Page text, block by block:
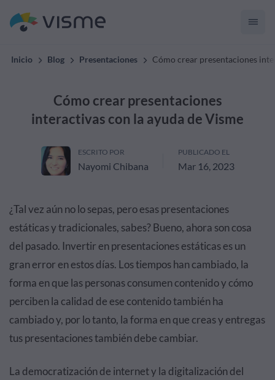
Inicio Blog Presentaciones Cómo crear presentaciones
Cómo crear presentaciones
interactivas con la ayuda de Visme
ESCRITO POR
Nayomi Chibana
PUBLICADO EL
Mar 16, 2023
¿Tal vez aún no lo sepas, pero esas presentaciones
estáticas y tradicionales, sabes? Bueno, ahora son cosa
del pasado. Invertir en presentaciones estáticas es un
gran error en estos días. Los tiempos han cambiado, la
forma en que las personas consumen contenido y cómo
perciben la calidad de ese contenido también ha
cambiado y, por lo tanto, la forma en que creas y entregas
tus presentaciones también debe cambiar.
La democratización de internet y la digitalización del